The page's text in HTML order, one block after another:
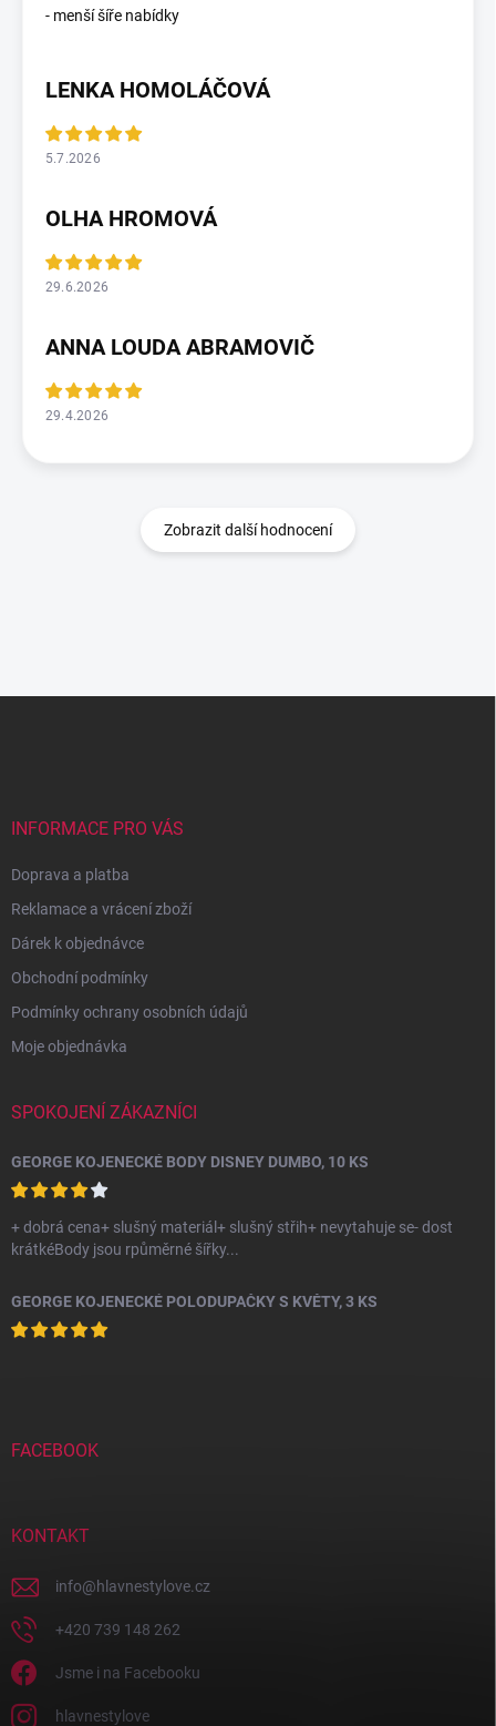
- menší šíře nabídky
LENKA HOMOLÁČOVÁ
5.7.2026
OLHA HROMOVÁ
29.6.2026
ANNA LOUDA ABRAMOVIČ
29.4.2026
Zobrazit další hodnocení
INFORMACE PRO VÁS
Doprava a platba
Reklamace a vrácení zboží
Dárek k objednávce
Obchodní podmínky
Podmínky ochrany osobních údajů
Moje objednávka
SPOKOJENÍ ZÁKAZNÍCI
GEORGE KOJENECKÉ BODY DISNEY DUMBO, 10 KS
+ dobrá cena+ slušný materiál+ slušný střih+ nevytahuje se- dost
krátkéBody jsou rpůměrné šířky...
GEORGE KOJENECKÉ POLODUPAČKY S KVĚTY, 3 KS
FACEBOOK
KONTAKT
info@hlavnestylove.cz
+420 739 148 262
Jsme i na Facebooku
hlavnestylove